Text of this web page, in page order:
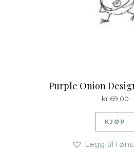
Purple Onion
kr69,00
KJØP
Legg til i